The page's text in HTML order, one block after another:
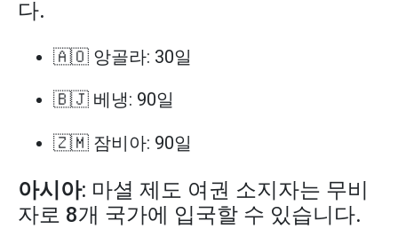
다.
🇦🇴 앙골라: 30일
🇧🇯 베냉: 90일
🇿🇲 잠비아: 90일
아시아: 마셜 제도 여권 소지자는 무비
자로 8개 국가에 입국할 수 있습니다.